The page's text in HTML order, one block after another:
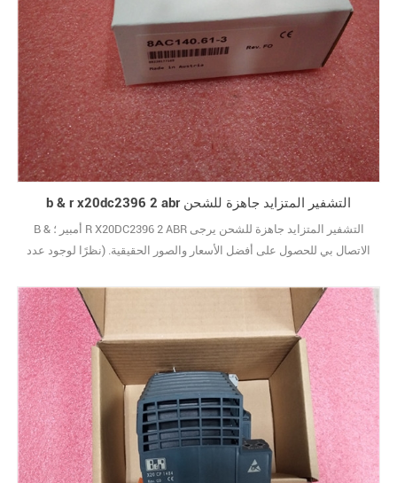
b & r x20dc2396 2 abr التشفير المتزايد جاهزة للشحن
B & أمبير ؛ R X20DC2396 2 ABR التشفير المتزايد جاهزة للشحن يرجى
الاتصال بي للحصول على أفضل الأسعار والصور الحقيقية. (نظرًا لوجود عدد
جديدة مع الحزمة الأصلية يغطيها ضمان سنة واحدة10